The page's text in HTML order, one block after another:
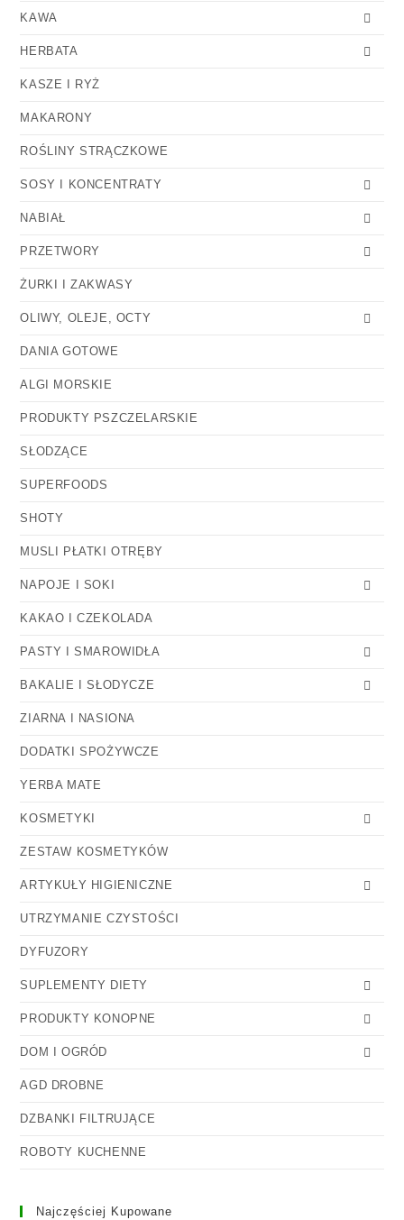
KAWA
HERBATA
KASZE I RYŻ
MAKARONY
ROŚLINY STRĄCZKOWE
SOSY I KONCENTRATY
NABIAŁ
PRZETWORY
ŻURKI I ZAKWASY
OLIWY, OLEJE, OCTY
DANIA GOTOWE
ALGI MORSKIE
PRODUKTY PSZCZELARSKIE
SŁODZĄCE
SUPERFOODS
SHOTY
MUSLI PŁATKI OTRĘBY
NAPOJE I SOKI
KAKAO I CZEKOLADA
PASTY I SMAROWIDŁA
BAKALIE I SŁODYCZE
ZIARNA I NASIONA
DODATKI SPOŻYWCZE
YERBA MATE
KOSMETYKI
ZESTAW KOSMETYKÓW
ARTYKUŁY HIGIENICZNE
UTRZYMANIE CZYSTOŚCI
DYFUZORY
SUPLEMENTY DIETY
PRODUKTY KONOPNE
DOM I OGRÓD
AGD DROBNE
DZBANKI FILTRUJĄCE
ROBOTY KUCHENNE
Najczęściej Kupowane